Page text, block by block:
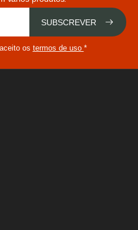
SUBSCREVER
os termos de uso *